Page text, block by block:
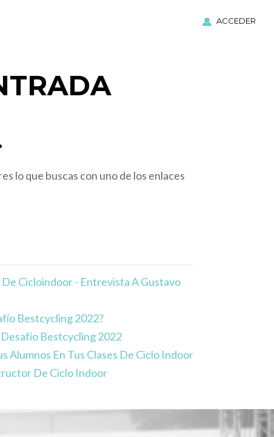
ACCEDER
lo que buscas con uno de los enlaces
Cicloindoor - Entrevista A Gustavo
Bestcycling 2022?
Bestcycling 2022
Alumnos En Tus Clases De Ciclo Indoor
De Ciclo Indoor